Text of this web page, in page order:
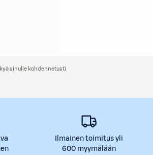
sinulle kohdennetusti
Ilmainen toimitus yli
600 myymälään